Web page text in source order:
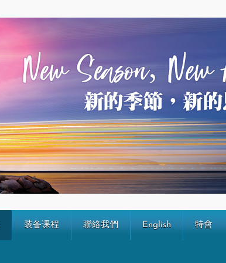
装备课程 聯絡我們 English 特會